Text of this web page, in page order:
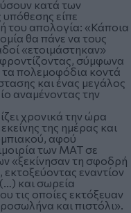
κατά των
είπε
του απολογία: «Κάποια
θα πάνε να τους
«ετοιμάστηκαν»
σύμφωνα
πολεμοφόδια κοντά
και ένας μεγάλος
αναμένοντας την
χρονικά την ώρα
της ημέρας και
αφού
των ΜΑΤ σε
«ξεκίνησαν τη σφοδρή
εναντίον
και σωρεία
τις οποίες εκτόξευαν
και πιστόλι».